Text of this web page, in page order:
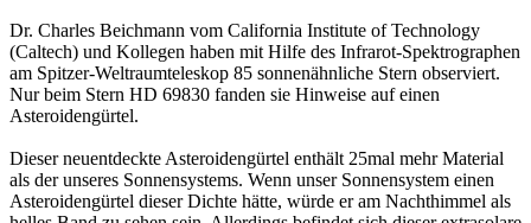
Dr. Charles Beichmann vom California Institute of Technology
(Caltech) und Kollegen haben mit Hilfe des Infrarot-Spektrographen
am Spitzer-Weltraumteleskop 85 sonnenähnliche Stern observiert.
Nur beim Stern HD 69830 fanden sie Hinweise auf einen
Asteroidengürtel.
Dieser neuentdeckte Asteroidengürtel enthält 25mal mehr Material
als der unseres Sonnensystems. Wenn unser Sonnensystem einen
Asteroidengürtel dieser Dichte hätte, würde er am Nachthimmel als